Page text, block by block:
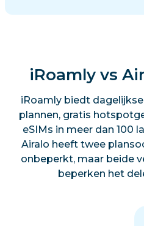
iRoamly vs
iRoamly biedt
plannen, gratis
eSIMs in meer dan 100
Airalo heeft twee
onbeperkt, maar beide
beperken het